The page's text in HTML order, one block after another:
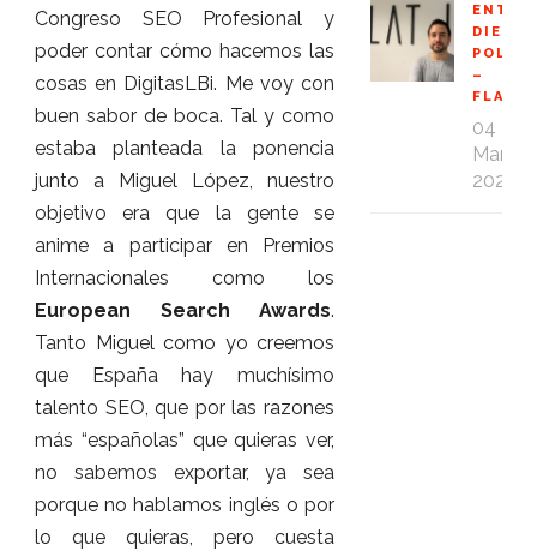
Congreso SEO Profesional y
poder contar cómo hacemos las
cosas en DigitasLBi. Me voy con
buen sabor de boca. Tal y como
estaba planteada la ponencia
junto a Miguel López, nuestro
objetivo era que la gente se
anime a participar en Premios
Internacionales como los
European Search Awards.
Tanto Miguel como yo creemos
que España hay muchísimo
talento SEO, que por las razones
más “españolas” que quieras ver,
no sabemos exportar, ya sea
porque no hablamos inglés o por
lo que quieras, pero cuesta
DIEGO
POLO
–
04
Mar
2020